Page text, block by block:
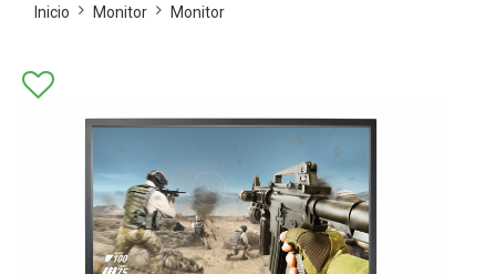
Inicio Monitor Monitor